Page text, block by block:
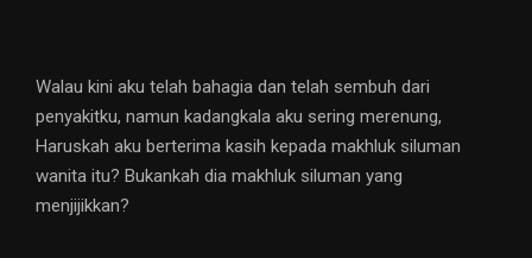
Walau kini aku telah bahagia dan telah sembuh dari
penyakitku, namun kadangkala aku sering merenung,
Haruskah aku berterima kasih kepada makhluk siluman
wanita itu? Bukankah dia makhluk siluman yang
menjijikkan?